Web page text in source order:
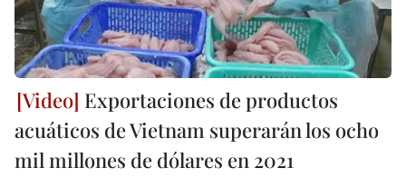
Exportaciones de productos
acuáticos de Vietnam superarán los ocho
mil millones de dólares en 2021